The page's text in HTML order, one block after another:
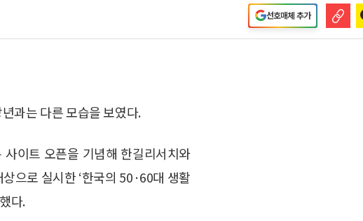
선호매체 추가
과는 다른 모습을 보였다.
이트 오픈을 기념해 한길리서치와
으로 실시한 ‘한국의 50·60대 생활
다.